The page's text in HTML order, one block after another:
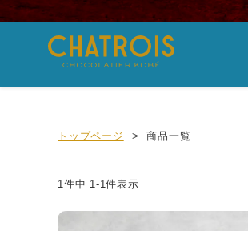
トップページ 商品一覧
1 件中 1 -1件表示